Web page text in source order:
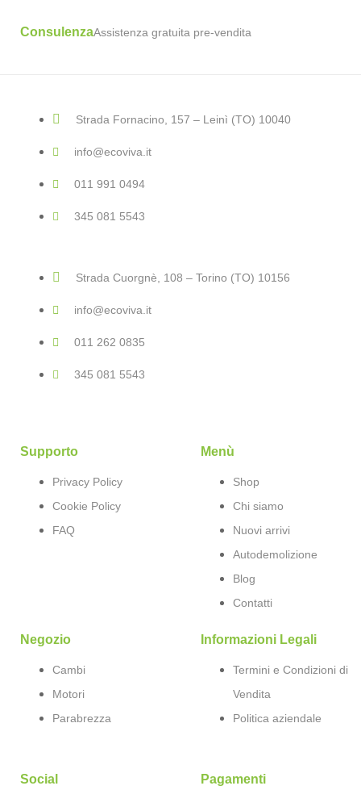
ConsulenzaAssistenza gratuita pre-vendita
Strada Fornacino, 157 – Leinì (TO) 10040
info@ecoviva.it
011 991 0494
345 081 5543
Strada Cuorgnè, 108 – Torino (TO) 10156
info@ecoviva.it
011 262 0835
345 081 5543
Supporto
Privacy Policy
Cookie Policy
FAQ
Menù
Shop
Chi siamo
Nuovi arrivi
Autodemolizione
Blog
Contatti
Negozio
Cambi
Motori
Parabrezza
Informazioni Legali
Termini e Condizioni di
Vendita
Politica aziendale
Social Pagamenti